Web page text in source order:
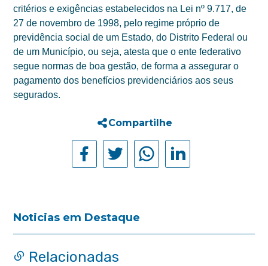
critérios e exigências estabelecidos na Lei nº 9.717, de
27 de novembro de 1998, pelo regime próprio de
previdência social de um Estado, do Distrito Federal ou
de um Município, ou seja, atesta que o ente federativo
segue normas de boa gestão, de forma a assegurar o
pagamento dos benefícios previdenciários aos seus
segurados.
Compartilhe
Noticias em Destaque
Relacionadas